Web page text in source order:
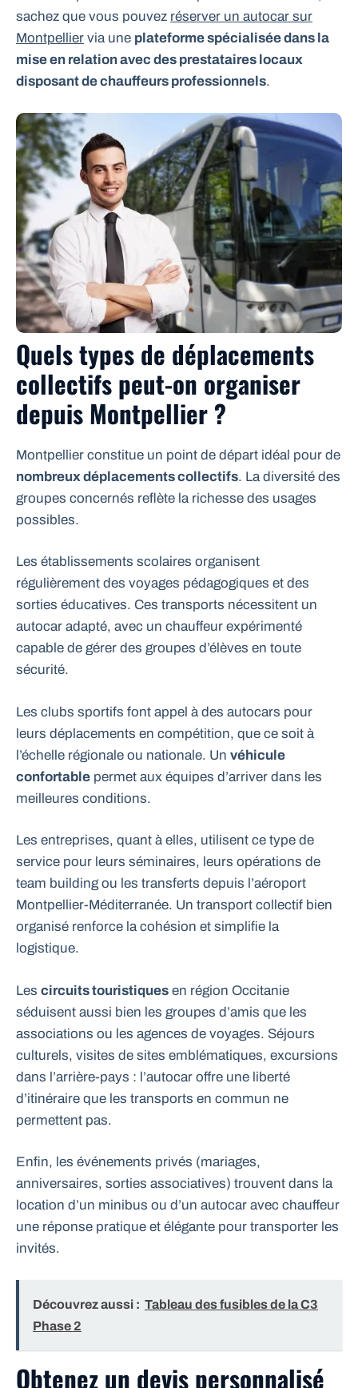
sachez que vous pouvez réserver un autocar sur
Montpellier via une plateforme spécialisée dans la
mise en relation avec des prestataires locaux
disposant de chauffeurs professionnels.
Quels types de déplacements
collectifs peut-on organiser
depuis Montpellier ?
Montpellier constitue un point de départ idéal pour de
nombreux déplacements collectifs. La diversité des
groupes concernés reflète la richesse des usages
possibles.
Les établissements scolaires organisent
régulièrement des voyages pédagogiques et des
sorties éducatives. Ces transports nécessitent un
autocar adapté, avec un chauffeur expérimenté
capable de gérer des groupes d’élèves en toute
sécurité.
Les clubs sportifs font appel à des autocars pour
leurs déplacements en compétition, que ce soit à
l’échelle régionale ou nationale. Un véhicule
confortable permet aux équipes d’arriver dans les
meilleures conditions.
Les entreprises, quant à elles, utilisent ce type de
service pour leurs séminaires, leurs opérations de
team building ou les transferts depuis l’aéroport
Montpellier-Méditerranée. Un transport collectif bien
organisé renforce la cohésion et simplifie la
logistique.
Les circuits touristiques en région Occitanie
séduisent aussi bien les groupes d’amis que les
associations ou les agences de voyages. Séjours
culturels, visites de sites emblématiques, excursions
dans l’arrière-pays : l’autocar offre une liberté
d’itinéraire que les transports en commun ne
permettent pas.
Enfin, les événements privés (mariages,
anniversaires, sorties associatives) trouvent dans la
location d’un minibus ou d’un autocar avec chauffeur
une réponse pratique et élégante pour transporter les
invités.
Découvrez aussi : Tableau des fusibles de la C3
Phase 2
Obtenez un devis personnalisé